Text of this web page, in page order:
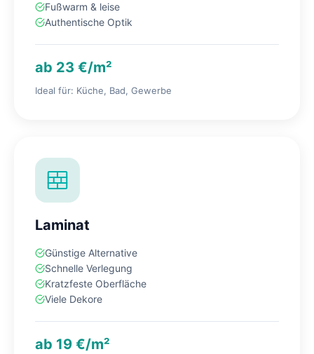
Fußwarm & leise
Authentische Optik
ab 23 €/m²
Ideal für: Küche, Bad, Gewerbe
Laminat
Günstige Alternative
Schnelle Verlegung
Kratzfeste Oberfläche
Viele Dekore
ab 19 €/m²